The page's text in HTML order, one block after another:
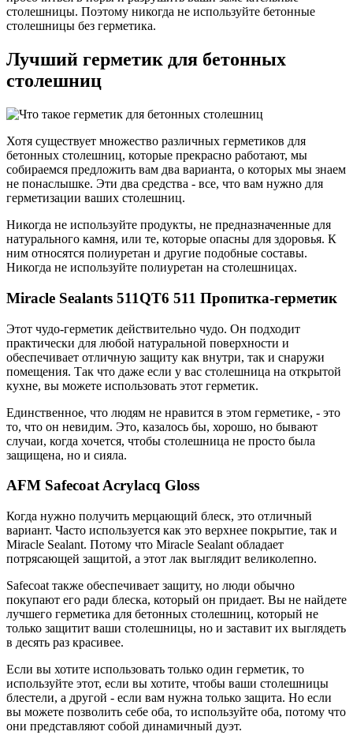
столешницы. Поэтому никогда не используйте бетонные
столешницы без герметика.
Лучший герметик для бетонных
столешниц
Хотя существует множество различных герметиков для
бетонных столешниц, которые прекрасно работают, мы
собираемся предложить вам два варианта, о которых мы знаем
не понаслышке. Эти два средства - все, что вам нужно для
герметизации ваших столешниц.
Никогда не используйте продукты, не предназначенные для
натурального камня, или те, которые опасны для здоровья. К
ним относятся полиуретан и другие подобные составы.
Никогда не используйте полиуретан на столешницах.
Miracle Sealants 511QT6 511 Пропитка-герметик
Этот чудо-герметик действительно чудо. Он подходит
практически для любой натуральной поверхности и
обеспечивает отличную защиту как внутри, так и снаружи
помещения. Так что даже если у вас столешница на открытой
кухне, вы можете использовать этот герметик.
Единственное, что людям не нравится в этом герметике, - это
то, что он невидим. Это, казалось бы, хорошо, но бывают
случаи, когда хочется, чтобы столешница не просто была
защищена, но и сияла.
AFM Safecoat Acrylacq Gloss
Когда нужно получить мерцающий блеск, это отличный
вариант. Часто используется как это верхнее покрытие, так и
Miracle Sealant. Потому что Miracle Sealant обладает
потрясающей защитой, а этот лак выглядит великолепно.
Safecoat также обеспечивает защиту, но люди обычно
покупают его ради блеска, который он придает. Вы не найдете
лучшего герметика для бетонных столешниц, который не
только защитит ваши столешницы, но и заставит их выглядеть
в десять раз красивее.
Если вы хотите использовать только один герметик, то
используйте этот, если вы хотите, чтобы ваши столешницы
блестели, а другой - если вам нужна только защита. Но если
вы можете позволить себе оба, то используйте оба, потому что
они представляют собой динамичный дуэт.